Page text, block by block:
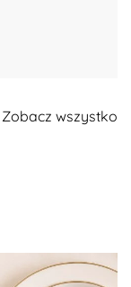
Zobacz wszystko